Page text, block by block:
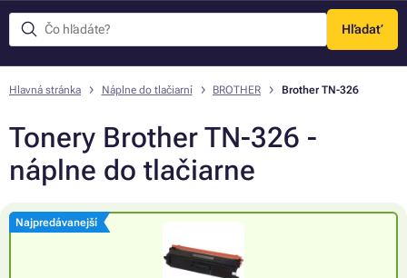
Hľadať
Menu
Hlavná stránka Náplne do tlačiarní BROTHER Brother TN-326
Tonery Brother TN-326 -
náplne do tlačiarne
Najpredávanejší